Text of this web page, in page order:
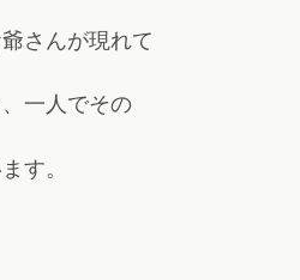
さんが現れて
一人でその
す。